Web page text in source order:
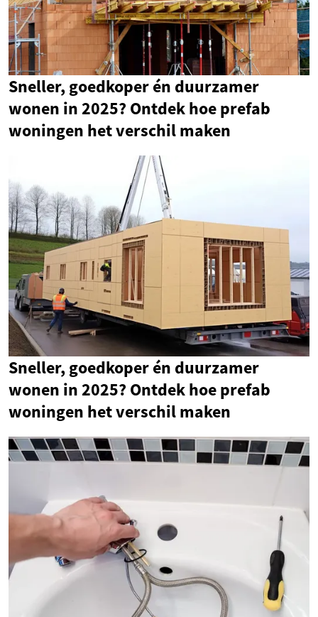
Sneller, goedkoper én duurzamer
wonen in 2025? Ontdek hoe prefab
woningen het verschil maken
Sneller, goedkoper én duurzamer
wonen in 2025? Ontdek hoe prefab
woningen het verschil maken